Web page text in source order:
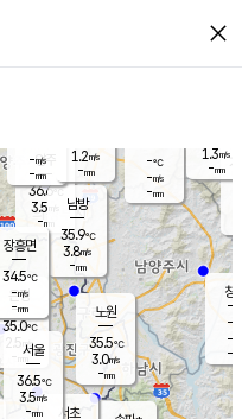
close
양주
36.6℃
3.5
-mm
-℃
-m/s
-mm
창
-
-m/
-
1.3m/s
-mm
은평
35.0℃
2.5 m/s
- mm
노원
35.5℃
3.0m/s
-mm
서초
남방
35.9℃
3.8m/s
-mm
장흥면
34.5℃
-m/s
-mm
-m/s
-mm
서울
36.5℃
3.5m/s
-mm
1.2m/s
-mm